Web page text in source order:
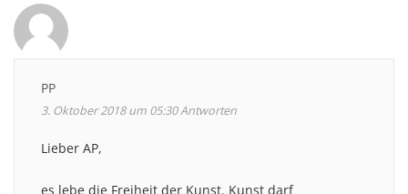
PP
3. Oktober 2018 um 05:30Antworten
Lieber AP,
es lebe die Freiheit der Kunst. Kunst darf